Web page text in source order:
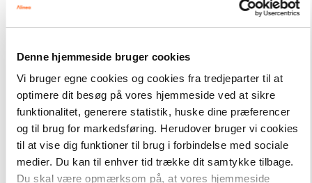
Denne hjemmeside bruger cookies
Vi bruger egne cookies og cookies fra tredjeparter til at
optimere dit besøg på vores hjemmeside ved at sikre
funktionalitet, generere statistik, huske dine præferencer
og til brug for markedsføring. Herudover bruger vi cookies
til at vise dig funktioner til brug i forbindelse med sociale
medier. Du kan til enhver tid trække dit samtykke tilbage.
Du skal være opmærksom på, at vores hjemmeside
2. klasse